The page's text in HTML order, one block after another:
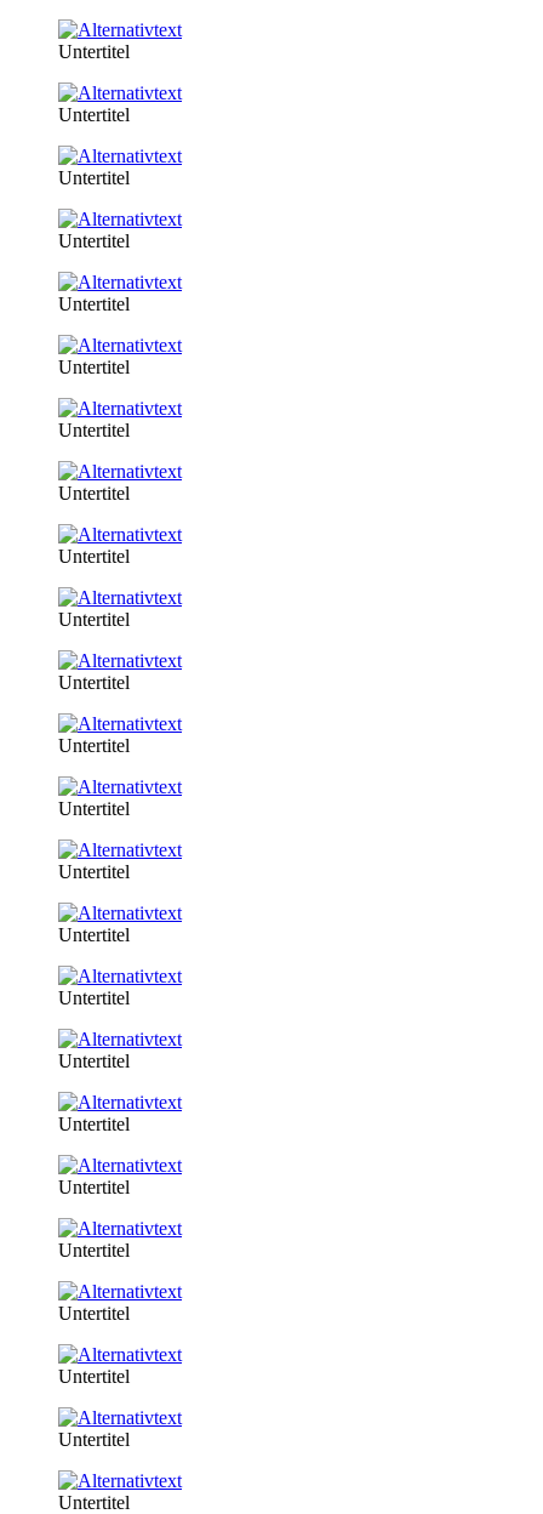
Untertitel
Untertitel
Untertitel
Untertitel
Untertitel
Untertitel
Untertitel
Untertitel
Untertitel
Untertitel
Untertitel
Untertitel
Untertitel
Untertitel
Untertitel
Untertitel
Untertitel
Untertitel
Untertitel
Untertitel
Untertitel
Untertitel
Untertitel
Untertitel